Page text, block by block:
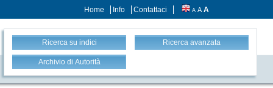
Home Info Contattaci A A A
Ricerca su indici Ricerca avanzata
Archivio di Autorità